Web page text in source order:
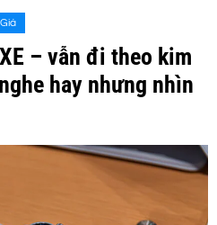
– vẫn đi theo kim
hay nhưng nhìn